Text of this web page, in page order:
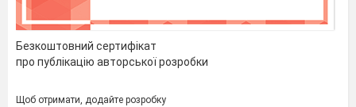
Безкоштовний сертифікат
про публікацію авторської розробки
Щоб отримати, додайте розробку